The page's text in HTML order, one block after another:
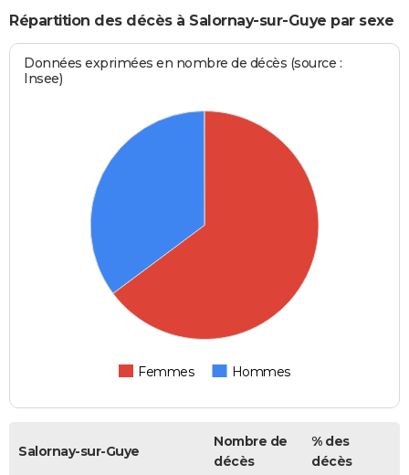
Répartition des décès à Salornay-sur-Guye par sexe
Données exprimées en nombre de décès (source :
Insee)
Femmes Hommes
Salornay-sur-Guye
Nombre de
décès
% des
décès